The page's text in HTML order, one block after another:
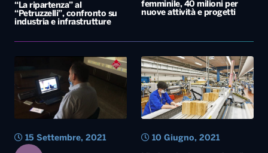
“La ripartenza” al
“Petruzzelli”, confronto su
industria e infrastrutture
femminile, 40 milioni per
nuove attività e progetti
15 Settembre, 2021 10 Giugno, 2021